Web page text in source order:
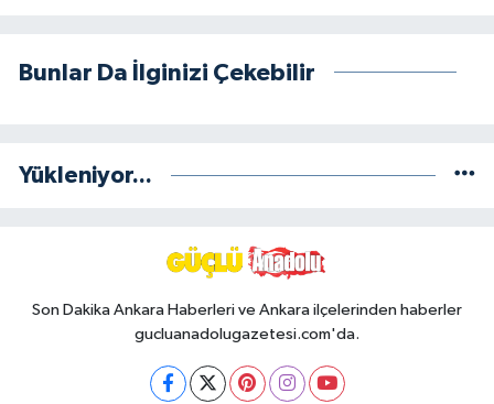
Bunlar Da İlginizi Çekebilir
Yükleniyor...
Son Dakika Ankara Haberleri ve Ankara ilçelerinden haberler
gucluanadolugazetesi.com'da.